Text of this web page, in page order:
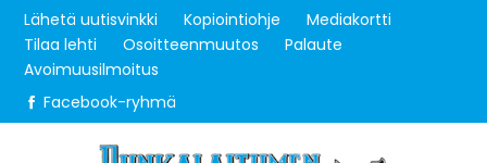
Lähetä uutisvinkki Kopiointiohje
Mediakortti
Tilaa lehti
Osoitteenmuutos
Palaute
Avoimuusilmoitus
Facebook-ryhmä